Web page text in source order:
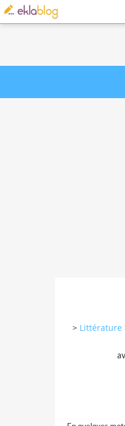
> Littérature